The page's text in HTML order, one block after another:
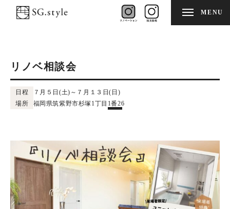
MENU
リノベ相談会
日程
７月５日(土)～７月１３日(日)
場所
福岡県筑紫野市杉塚1丁目1番26